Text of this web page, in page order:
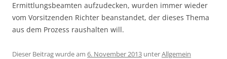
Ermittlungsbeamten aufzudecken, wurden immer wieder
vom Vorsitzenden Richter beanstandet, der dieses Thema
aus dem Prozess raushalten will.
Dieser Beitrag wurde am 6. November 2013 unterAllgemein